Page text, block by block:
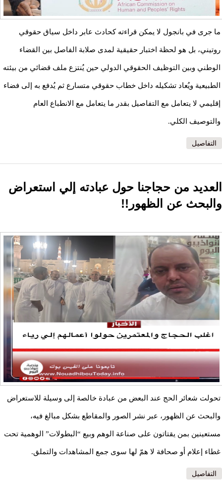
ما جرى في بانجول لا يمكن قراءته كحادث عابر داخل سياق حقوقي
روتيني، بل هو لحظة اختبار حقيقية لمدى صلابة الفاصل بين القضاء
الوطني وبين التوظيف الحقوقي الدولي حين يُنتزع ملف قضائي من بيئته
الطبيعية ويُعاد تشكيله داخل خطاب حقوقي متسارع ثم يُدفع به إلى فضاء
إقليمي لا يتعامل مع التفاصيل بقدر ما يتعامل مع الانطباع العام
والتوصيف الكلي.
التفاصيل
العديد من حجاجنا حول عبادته إلي استعراض
والبحث عن الظهور!!
تحولت شعائر الحج عند البعض من عبادة خالصة إلى وسيلة للاستعراض
والبحث عن الظهور، عبر نشر الصور والمقاطع بشكل مبالغ فيه،
مستعينين بمن يقتاتون على صناعة الوهم وبيع “البطولات” الوهمية تحت
غطاء إعلام أو صحافة لا همّ لها سوى جمع المشاهدات والتملق.
التفاصيل